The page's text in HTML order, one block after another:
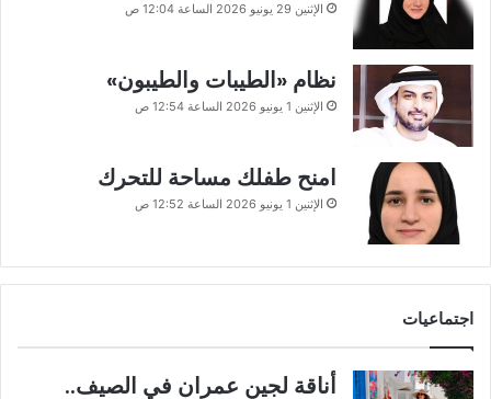
الإثنين 29 يونيو 2026 الساعة 12:04 ص
نظام «الطيبات والطيبون»
الإثنين 1 يونيو 2026 الساعة 12:54 ص
امنح طفلك مساحة للتحرك
الإثنين 1 يونيو 2026 الساعة 12:52 ص
اجتماعيات
أناقة لجين عمران في الصيف..